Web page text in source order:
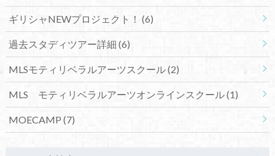
ギリシャNEWプロジェクト！ (6)
過去スタディツアー詳細 (6)
MLSモティリベラルアーツスクール(2)
MLS モティリベラルアーツオンラインスクール(1)
MOECAMP (7)